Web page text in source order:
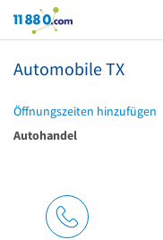
11880.com
Automobile TX
Öffnungszeiten hinzufügen
Autohandel